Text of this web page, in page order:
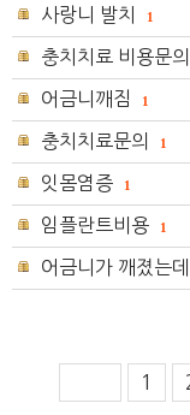
사랑니 발치 1
충치치료 비용문의
어금니깨짐 1
충치치료문의 1
잇몸염증 1
임플란트비용 1
어금니가 깨졌는
1